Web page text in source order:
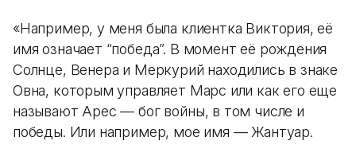
«Например, у меня была клиентка Виктория, её
имя означает “победа”. В момент её рождения
Солнце, Венера и Меркурий находились в знаке
Овна, которым управляет Марс или как его еще
называют Арес — бог войны, в том числе и
победы. Или например, мое имя — Жантуар.